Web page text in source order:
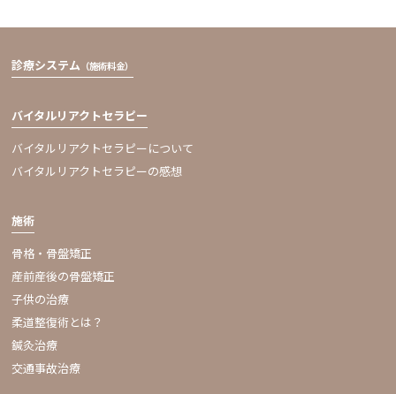
診療システム （施術料金）
バイタルリアクトセラピー
バイタルリアクトセラピーについて
バイタルリアクトセラピーの感想
施術
骨格・骨盤矯正
産前産後の骨盤矯正
子供の治療
柔道整復術とは？
鍼灸治療
交通事故治療